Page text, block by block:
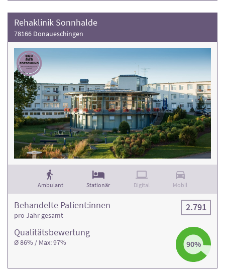
Rehaklinik Sonnhalde
78166 Donaueschingen
Ambulant Stationär Digital Mobil
Qualitäts­bewertung
Ø 86% / Max: 97% 90%
Behandelte Patient:innen
pro Jahr gesamt
2.791